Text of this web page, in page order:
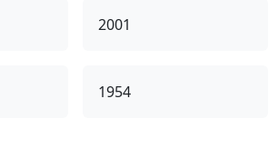
2001
1954